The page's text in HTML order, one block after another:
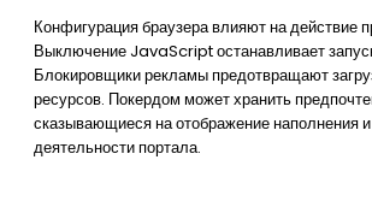
Конфигурация браузера влияют на действие
Выключение JavaScript останавливает
Блокировщики рекламы предотвращают
ресурсов. Покердом может хранить
сказывающиеся на отображение наполнения
деятельности портала.